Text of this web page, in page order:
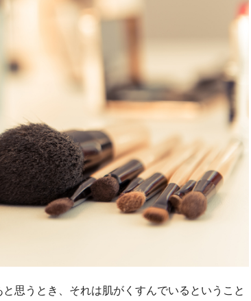
思うとき、それは肌がくすんでいるということ